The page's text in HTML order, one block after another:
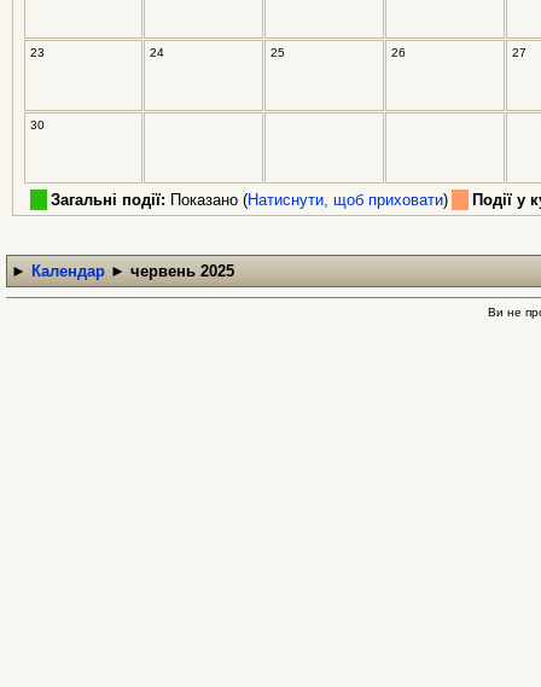
23 24 25 26 27
30
Загальні події: Показано (Натиснути, щоб приховати) Події у
► Календар ► червень 2025
Ви не